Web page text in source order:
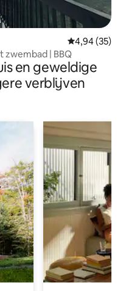
Gemiddelde
4,94 (35)
zwembad | BBQ
en geweldige
verblijven